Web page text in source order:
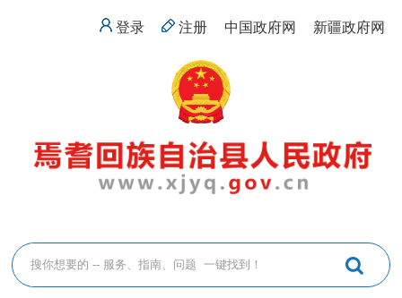
登录 注册 中国政府网 新疆政府网